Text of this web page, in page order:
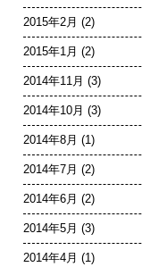
2015年2月 (2)
2015年1月 (2)
2014年11月 (3)
2014年10月 (3)
2014年8月 (1)
2014年7月 (2)
2014年6月 (2)
2014年5月 (3)
2014年4月 (1)